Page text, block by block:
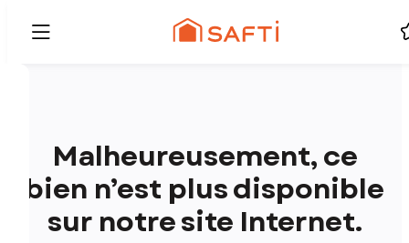
Malheureusement, ce
bien n’est plus disponible
sur notre site Internet.